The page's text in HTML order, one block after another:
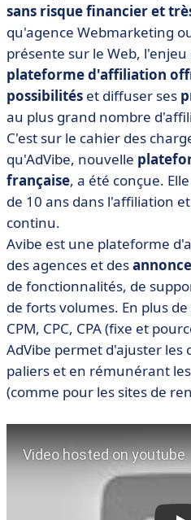
sans risque financier et
qu'agence Webmarketing
présente sur le Web, l'enjeu
plateforme d'affiliation
possibilités et diffuser ses
au plus grand nombre
C'est sur le cahier des
qu'AdVibe, nouvelle
française, a été conçue.
de 10 ans dans l'affiliation
continu.
Avibe est une plateforme
des agences et des
de fonctionnalités, de
de forts volumes. En plus
CPM, CPC, CPA (fixe et
AdVibe permet d'ajuster les
paliers et en rémunérant
(comme pour les sites de